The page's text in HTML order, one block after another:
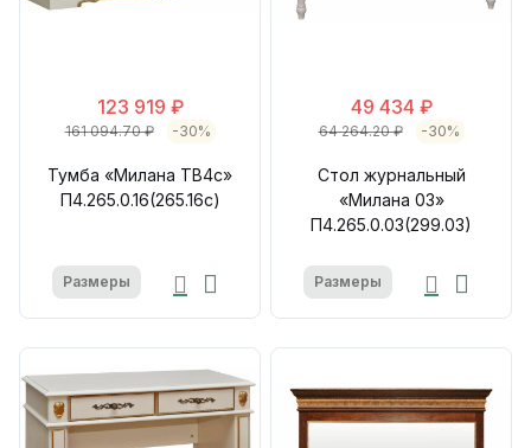
123 919 ₽
161 094.70 ₽ -30%
Тумба «Милана ТВ4с»
П4.265.0.16(265.16с)
Размеры
49 434 ₽
64 264.20 ₽ -30%
Стол журнальный
«Милана 03»
П4.265.0.03(299.03)
Размеры